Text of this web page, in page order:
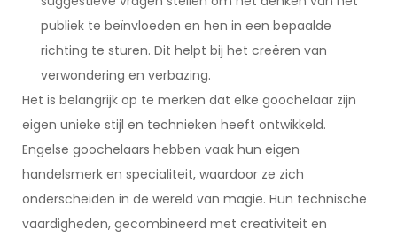
publiek te beïnvloeden en hen in een bepaalde
richting te sturen. Dit helpt bij het creëren van
verwondering en verbazing.
Het is belangrijk op te merken dat elke goochelaar zijn
eigen unieke stijl en technieken heeft ontwikkeld.
Engelse goochelaars hebben vaak hun eigen
handelsmerk en specialiteit, waardoor ze zich
onderscheiden in de wereld van magie. Hun technische
vaardigheden, gecombineerd met creativiteit en